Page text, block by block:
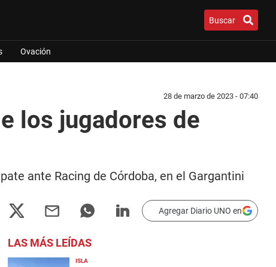
Buscar
Ovación
28 de marzo de 2023 - 07:40
los jugadores de
ante Racing de Córdoba, en el Gargantini
Agregar Diario UNO en
LAS MÁS LEÍDAS
ISLA